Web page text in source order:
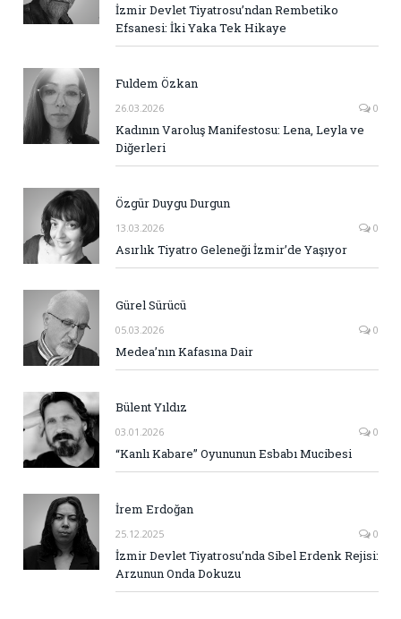
İzmir Devlet Tiyatrosu’ndan Rembetiko
Efsanesi: İki Yaka Tek Hikaye
Fuldem Özkan
26.03.2026 0
Kadının Varoluş Manifestosu: Lena, Leyla ve
Diğerleri
Özgür Duygu Durgun
13.03.2026 0
Asırlık Tiyatro Geleneği İzmir’de Yaşıyor
Gürel Sürücü
05.03.2026 0
Medea’nın Kafasına Dair
Bülent Yıldız
03.01.2026 0
“Kanlı Kabare” Oyununun Esbabı Mucibesi
İrem Erdoğan
25.12.2025 0
İzmir Devlet Tiyatrosu’nda Sibel Erdenk Rejisi:
Arzunun Onda Dokuzu